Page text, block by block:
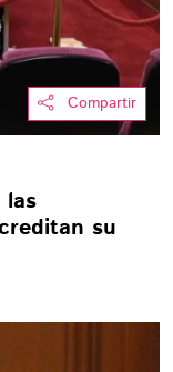
Compartir
las
su